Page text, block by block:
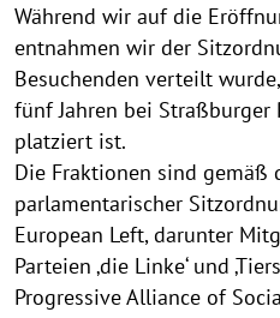
Während wir auf die
entnahmen wir der
Besuchenden verteilt
fünf Jahren bei Straßburger
platziert ist.
Die Fraktionen sind gemäß
parlamentarischer
European Left, darunter
Parteien ‚die Linke‘ und
Progressive Alliance of